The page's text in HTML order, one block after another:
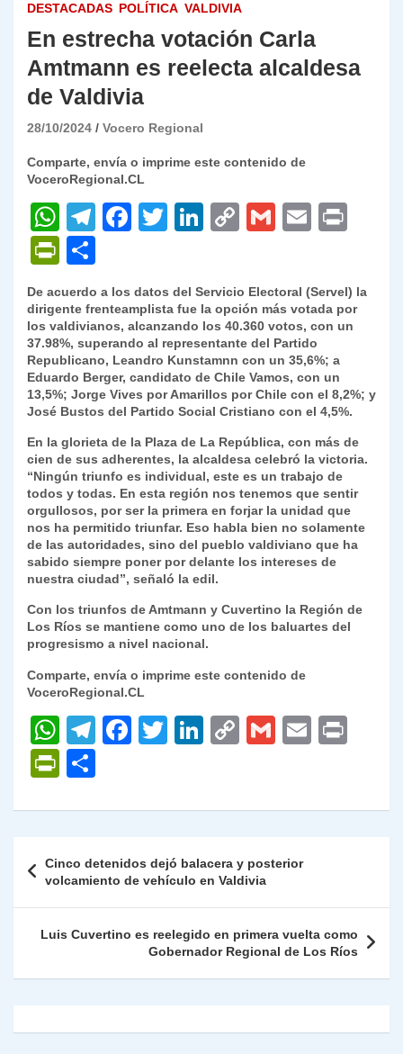
DESTACADAS POLÍTICA VALDIVIA
En estrecha votación Carla
Amtmann es reelecta alcaldesa
de Valdivia
28/10/2024 Vocero Regional
Comparte, envía o imprime este contenido de
VoceroRegional.CL
W
h
at
s
A
p
p
T
gr
a
m
F
e
b
o
o
k
T
er
Li
e
dI
n
C
y
Li
n
k
G
l
E
l
P
nt
Fr
ie
n
dl
y
o
m
p
ar
tir
De acuerdo a los datos del Servicio Electoral (Servel) la
dirigente frenteamplista fue la opción más votada por
los valdivianos, alcanzando los 40.360 votos, con un
37.98%, superando al representante del Partido
Republicano, Leandro Kunstamnn con un 35,6%; a
Eduardo Berger, candidato de Chile Vamos, con un
13,5%; Jorge Vives por Amarillos por Chile con el 8,2%; y
José Bustos del Partido Social Cristiano con el 4,5%.
En la glorieta de la Plaza de La República, con más de
cien de sus adherentes, la alcaldesa celebró la victoria.
“Ningún triunfo es individual, este es un trabajo de
todos y todas. En esta región nos tenemos que sentir
orgullosos, por ser la primera en forjar la unidad que
nos ha permitido triunfar. Eso habla bien no solamente
de las autoridades, sino del pueblo valdiviano que ha
sabido siempre poner por delante los intereses de
nuestra ciudad”, señaló la edil.
Con los triunfos de Amtmann y Cuvertino la Región de
Los Ríos se mantiene como uno de los baluartes del
progresismo a nivel nacional.
Comparte, envía o imprime este contenido de
VoceroRegional.CL
W
h
at
s
p
p
T
gr
m
F
e
o
o
k
T
er
Li
e
n
C
y
n
k
G
l
E
l
P
nt
ie
n
dl
m
ar
tir
de
entradas
Cinco detenidos dejó balacera y posterior
volcamiento de vehículo en Valdivia
Luis Cuvertino es reelegido en primera vuelta como
Gobernador Regional de Los Ríos